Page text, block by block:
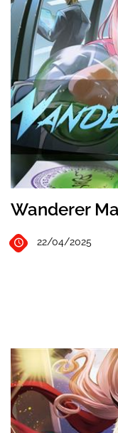
Wanderer
22/04/2025